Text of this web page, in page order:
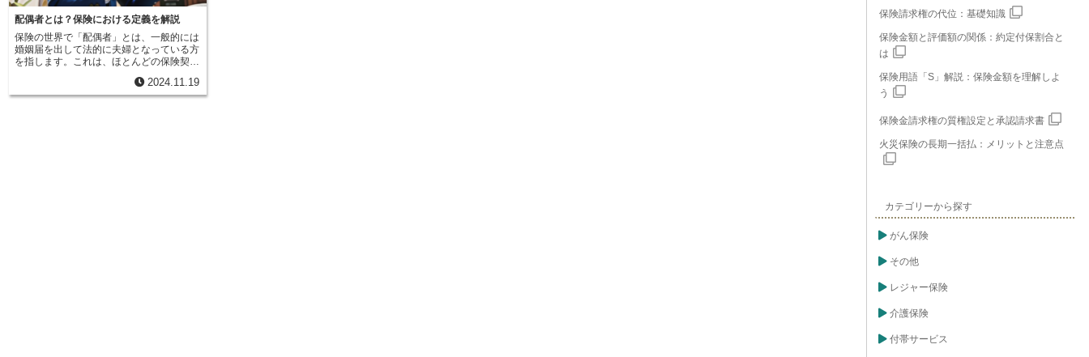
配偶者とは？保険における定義を解説
保険の世界で「配偶者」とは、一般的には
婚姻届を出して法的に夫婦となっている方
を指します。これは、ほとんどの保険契約
明となる婚姻届が、配偶者と認められるか
どうかの重要な判断材料となるのです。し
2024.11.19
保険請求権の代位：基礎知識
保険金額と評価額の関係：約定付保割合と
は
保険用語「S」解説：保険金額を理解しよ
う
保険金請求権の質権設定と承認請求書
火災保険の長期一括払：メリットと注意点
カテゴリーから探す
がん保険
その他
レジャー保険
介護保険
付帯サービス
b